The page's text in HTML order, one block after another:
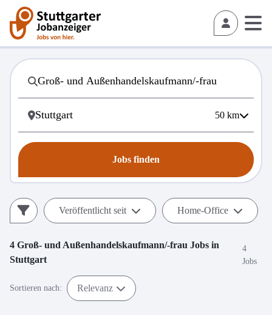
50 km
Jobs finden
Veröffentlicht seit Home-Office
4 Groß- und Außenhandelskaufmann/-frau Jobs in
Stuttgart
4
Jobs
Sortieren nach: Relevanz